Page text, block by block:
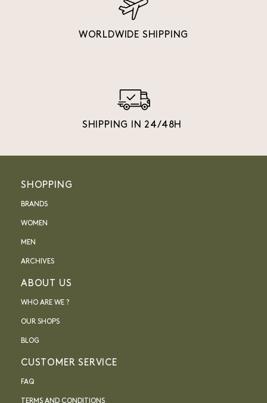
WORLDWIDE SHIPPING
SHIPPING IN 24/48H
SHOPPING
BRANDS
WOMEN
MEN
ARCHIVES
ABOUT US
WHO ARE WE ?
OUR SHOPS
BLOG
CUSTOMER SERVICE
FAQ
TERMS AND CONDITIONS